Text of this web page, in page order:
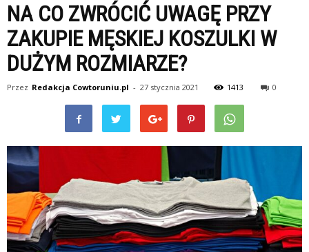
NA CO ZWRÓCIĆ UWAGĘ PRZY
ZAKUPIE MĘSKIEJ KOSZULKI W
DUŻYM ROZMIARZE?
Przez Redakcja Cowtoruniu.pl - 27 stycznia 2021 1413 0